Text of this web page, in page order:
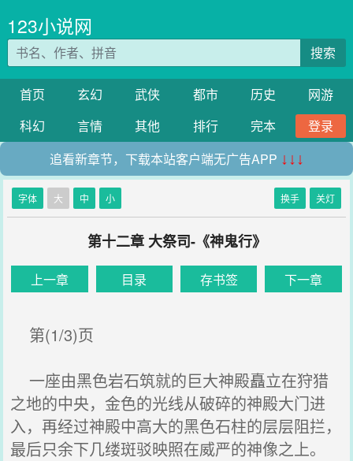
123小说网
搜索
首页 玄幻 武侠 都市 历史
网游
科幻
言情 其他 排行 完本
登录
追看新章节，下载本站客户端无广告APP ↓↓↓
字体 大 中 小 换手 关灯
第十二章 大祭司-《神鬼行》
上一章 目录 存书签 下一章
第(1/3)页
一座由黑色岩石筑就的巨大神殿矗立在狩猎
之地的中央，金色的光线从破碎的神殿大门进
入，再经过神殿中高大的黑色石柱的层层阻拦，
最后只余下几缕斑驳映照在威严的神像之上。